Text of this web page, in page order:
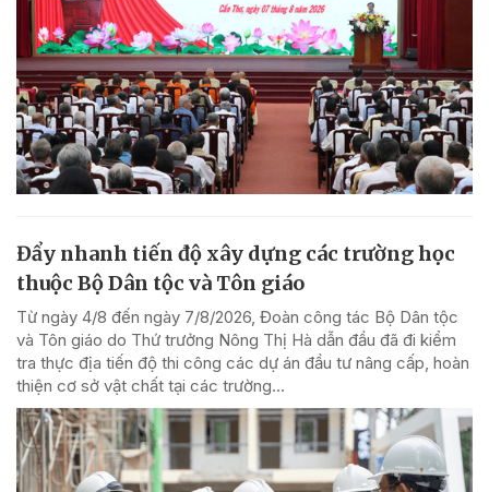
Đẩy nhanh tiến độ xây dựng các trường học
thuộc Bộ Dân tộc và Tôn giáo
Từ ngày 4/8 đến ngày 7/8/2026, Đoàn công tác Bộ Dân tộc
và Tôn giáo do Thứ trưởng Nông Thị Hà dẫn đầu đã đi kiểm
tra thực địa tiến độ thi công các dự án đầu tư nâng cấp, hoàn
thiện cơ sở vật chất tại các trường...